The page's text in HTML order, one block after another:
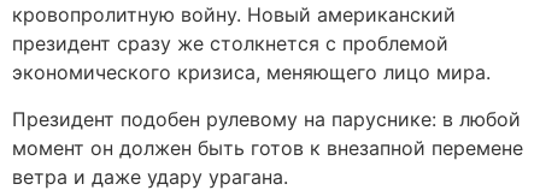
кровопролитную войну. Новый американский
президент сразу же столкнется с проблемой
экономического кризиса, меняющего лицо мира.
Президент подобен рулевому на паруснике: в любой
момент он должен быть готов к внезапной перемене
ветра и даже удару урагана.